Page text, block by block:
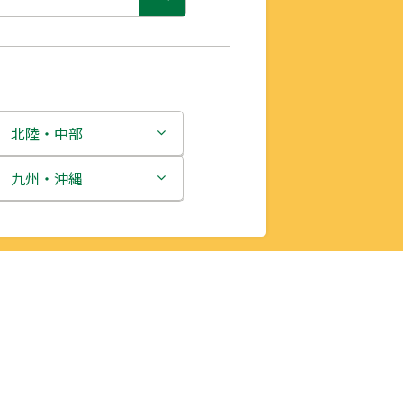
北陸・中部
新潟県
九州・沖縄